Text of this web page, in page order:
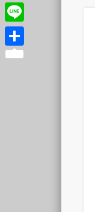
VK
Line
Share